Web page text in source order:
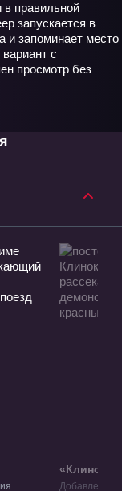
в правильной
запускается в
и запоминает место
с
просмотр без
«Клинок,
Добавлена